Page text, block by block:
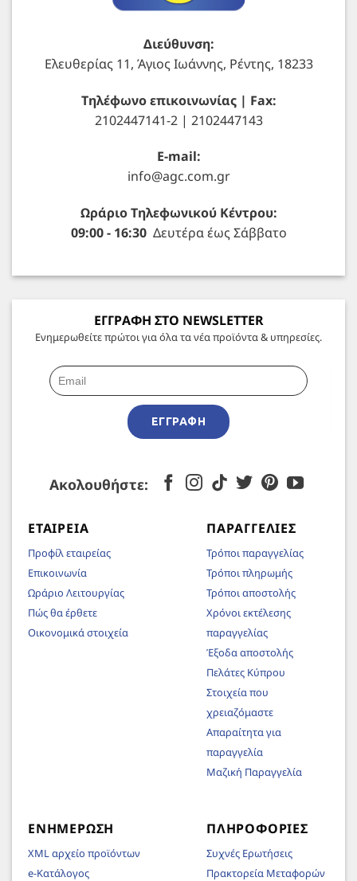
Διεύθυνση:
Ελευθερίας 11, Άγιος Ιωάννης, Ρέντης, 18233
Τηλέφωνο επικοινωνίας | Fax:
2102447141-2 | 2102447143
E-mail:
info@agc.com.gr
Ωράριο Τηλεφωνικού Κέντρου:
09:00 - 16:30Δευτέρα έως Σάββατο
ΕΓΓΡΑΦΗ ΣΤΟ NEWSLETTER
Ενημερωθείτε πρώτοι για όλα τα νέα προϊόντα & υπηρεσίες.
ΕΓΓΡΑΦΉ
Ακολουθήστε:
ΕΤΑΙΡΕΊΑ
Προφίλ εταιρείας
Επικοινωνία
Ωράριο Λειτουργίας
Πώς θα έρθετε
Οικονομικά στοιχεία
ΠΑΡΑΓΓΕΛΊΕΣ
Τρόποι παραγγελίας
Τρόποι πληρωμής
Τρόποι αποστολής
Χρόνοι εκτέλεσης
παραγγελίας
Έξοδα αποστολής
Πελάτες Κύπρου
Στοιχεία που
χρειαζόμαστε
Απαραίτητα για
παραγγελία
Μαζική Παραγγελία
ΕΝΗΜΈΡΩΣΗ
XML αρχείο προϊόντων
e-Κατάλογος
ΠΛΗΡΟΦΟΡΊΕΣ
Συχνές Ερωτήσεις
Πρακτορεία Μεταφορών